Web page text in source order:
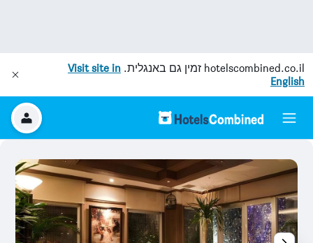
hotelscombined.co.il זמין גם באנגלית. Visit site in
English